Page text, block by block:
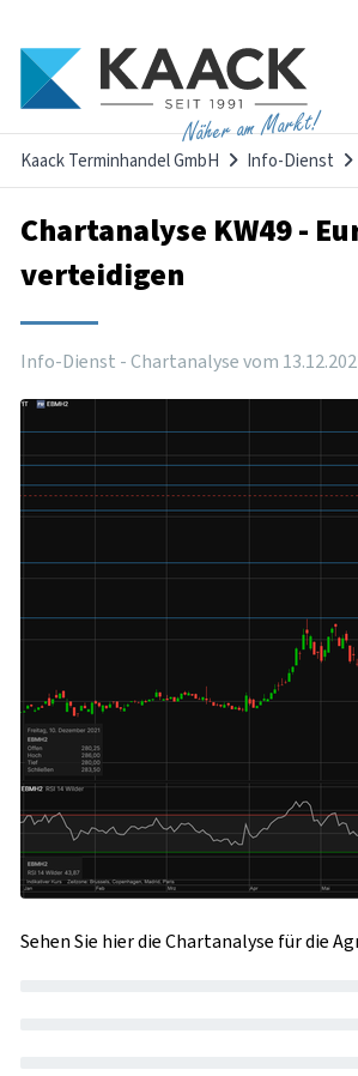
Näher am Markt!
Kaack Terminhandel GmbH Info-Dienst
Chartanalyse KW49 -
verteidigen
Info-Dienst - Chartanalyse vom 13.12.
Sehen Sie hier die Chartanalyse für die